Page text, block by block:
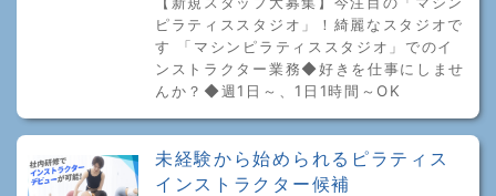
ピラティススタジオ」！綺麗なスタジオで
す 「マシンピラティススタジオ」でのイ
ンストラクター業務◆好きを仕事にしませ
んか？◆週1日～、1日1時間～OK
未経験から始められるピラティス
インストラクター候補